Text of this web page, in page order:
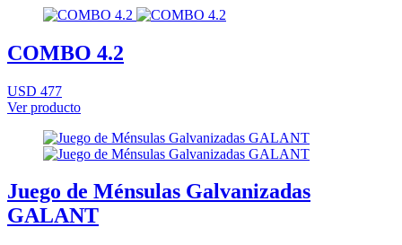
COMBO 4.2
USD 477
Ver producto
Juego de Ménsulas Galvanizadas
GALANT